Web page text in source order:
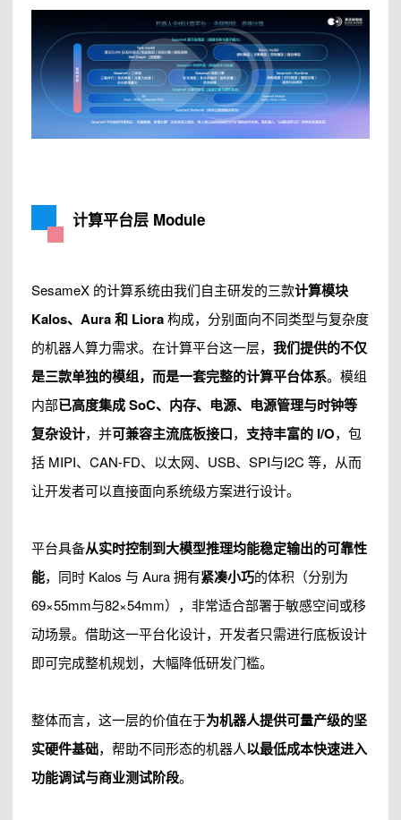
计算平台层 Module
SesameX 的计算系统由我们自主研发的三款计算模块
Kalos、Aura 和 Liora构成，分别面向不同类型与复杂度
的机器人算力需求。在计算平台这一层， 我们提供的不仅
是三款单独的模组，而是一套完整的计算平台体系。模组
内部已高度集成 SoC、内存、电源、电源管理与时钟等
复杂设计，并可兼容主流底板接口， 支持丰富的 I/O，包
括 MIPI、CAN-FD、以太网、USB、SPI与I2C 等，从而
让开发者可以直接面向系统级方案进行设计。
平台具备从实时控制到大模型推理均能稳定输出的可靠性
能，同时 Kalos 与 Aura 拥有紧凑小巧的体积（分别为
69×55mm与82×54mm），非常适合部署于敏感空间或移
动场景。借助这一平台化设计，开发者只需进行底板设计
即可完成整机规划，大幅降低研发门槛。
整体而言，这一层的价值在于为机器人提供可量产级的坚
实硬件基础，帮助不同形态的机器人以最低成本快速进入
功能调试与商业测试阶段。